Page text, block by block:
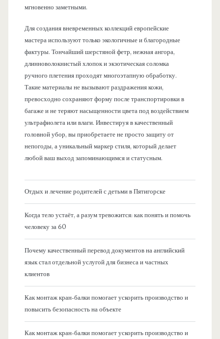
мгновенно заметными.
Для создания вневременных коллекций европейские
мастера используют только экологичные и благородные
фактуры. Тончайший шерстяной фетр, нежная ангора,
длинноволокнистый хлопок и экзотическая соломка
ручного плетения проходят многоэтапную обработку.
Такие материалы не вызывают раздражения кожи,
превосходно сохраняют форму после транспортировки в
багаже и не теряют насыщенности цвета под воздействием
ультрафиолета или влаги. Инвестируя в качественный
головной убор, вы приобретаете не просто защиту от
непогоды, а уникальный маркер стиля, который делает
любой ваш выход запоминающимся и статусным.
Отдых и лечение родителей с детьми в Пятигорске
Когда тело устаёт, а разум тревожится: как понять и помочь
человеку за 60
Почему качественный перевод документов на английский
язык стал отдельной услугой для бизнеса и частных
клиентов
Как монтаж кран-балки помогает ускорить производство и
повысить безопасность на объекте
Как монтаж кран-балки помогает ускорить производство и